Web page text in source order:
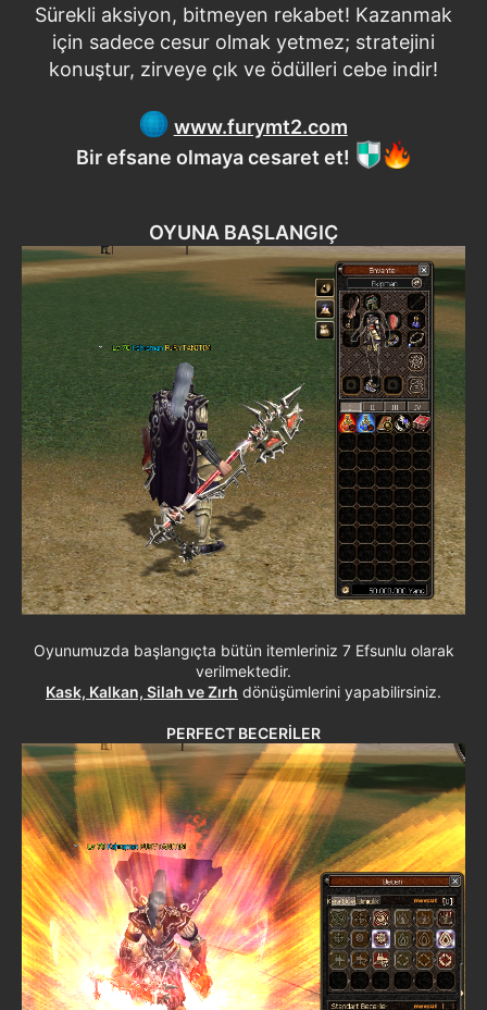
Sürekli aksiyon, bitmeyen rekabet! Kazanmak
için sadece cesur olmak yetmez; stratejini
konuştur, zirveye çık ve ödülleri cebe indir!
www.furymt2.com
Bir efsane olmaya cesaret et!
OYUNA BAŞLANGIÇ
Oyunumuzda başlangıçta bütün itemleriniz 7 Efsunlu olarak
verilmektedir.
Kask, Kalkan, Silah ve Zırh dönüşümlerini yapabilirsiniz.
PERFECT BECERİLER